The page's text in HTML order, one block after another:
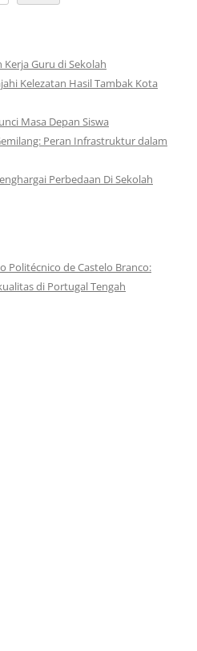
Guru di Sekolah
Kelezatan Hasil Tambak Kota
Masa Depan Siswa
Peran Infrastruktur dalam
Perbedaan Di Sekolah
Politécnico de Castelo Branco:
di Portugal Tengah